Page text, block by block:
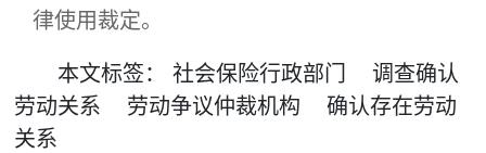
律使用裁定。
本文标签： 社会保险行政部门
调查确认
劳动关系
劳动争议仲裁机构
确认存在劳动
关系